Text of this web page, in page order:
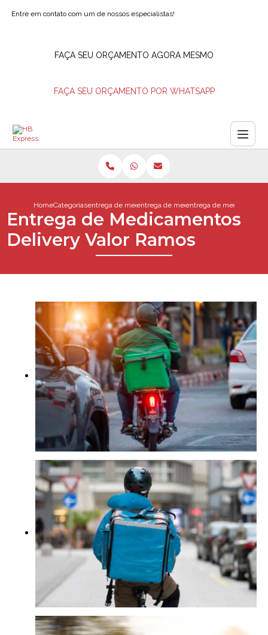
Entre em contato com um de nossos especialistas!
FAÇA SEU ORÇAMENTO AGORA MESMO
FAÇA SEU ORÇAMENTO POR WHATSAPP
HomeCategoriasentrega de medicamentosentrega de medicamentos na hora
entrega de
Entrega de Medicamentos
Delivery Valor Ramos